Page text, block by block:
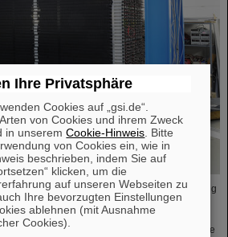
Helmholtzzentrums für Schwerionenforschung
Darmstadt ist es gemeinsam mit einem
zum ersten Mal den lange gesuchten
und nachzuweisen. Durchgeführt wurde
Ihre Privatsphäre
Cookies auf „gsi.de“.
von Cookies und ihrem Zweck
in unseremCookie-Hinweis . Bitte
von Cookies ein, wie in
beschrieben, indem Sie auf
klicken, um die
auf unseren Webseiten zu
Ihre bevorzugten Einstellungen
ablehnen (mit Ausnahme
Cookies).